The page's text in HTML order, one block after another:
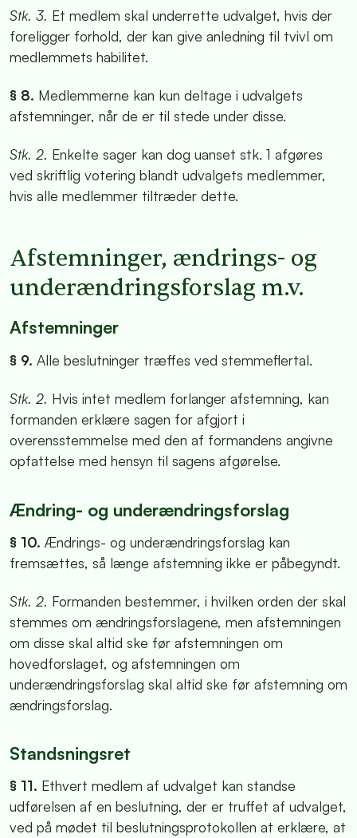
Stk. 3. Et medlem skal underrette udvalget, hvis der
foreligger forhold, der kan give anledning til tvivl om
medlemmets habilitet.
§ 8. Medlemmerne kan kun deltage i udvalgets
afstemninger, når de er til stede under disse.
Stk. 2. Enkelte sager kan dog uanset stk. 1 afgøres
ved skriftlig votering blandt udvalgets medlemmer,
hvis alle medlemmer tiltræder dette.
Afstemninger, ændrings- og
underændringsforslag m.v.
Afstemninger
§ 9. Alle beslutninger træffes ved stemmeflertal.
Stk. 2. Hvis intet medlem forlanger afstemning, kan
formanden erklære sagen for afgjort i
overensstemmelse med den af formandens angivne
opfattelse med hensyn til sagens afgørelse.
Ændring- og underændringsforslag
§ 10. Ændrings- og underændringsforslag kan
fremsættes, så længe afstemning ikke er påbegyndt.
Stk. 2. Formanden bestemmer, i hvilken orden der skal
stemmes om ændringsforslagene, men afstemningen
om disse skal altid ske før afstemningen om
hovedforslaget, og afstemningen om
underændringsforslag skal altid ske før afstemning om
ændringsforslag.
Standsningsret
§ 11. Ethvert medlem af udvalget kan standse
udførelsen af en beslutning, der er truffet af udvalget,
ved på mødet til beslutningsprotokollen at erklære, at